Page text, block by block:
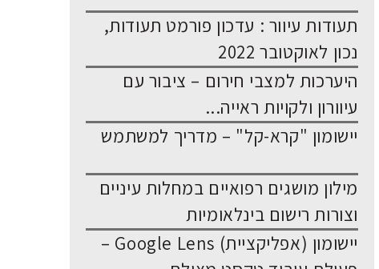
תעודות עיוור : עדכון פורמט תעודות,
נכון לאוקטובר 2022
היערכות למצבי חירום – ציבור עם
עיוורון ולקויות ראייה...
יישומון "קרא-קל" – מדריך למשתמש
מילון מושגים רפואיים במחלות עיניים
וצורות רישום בינלאומיות
יישומון (אפליקציית) Google Lens –